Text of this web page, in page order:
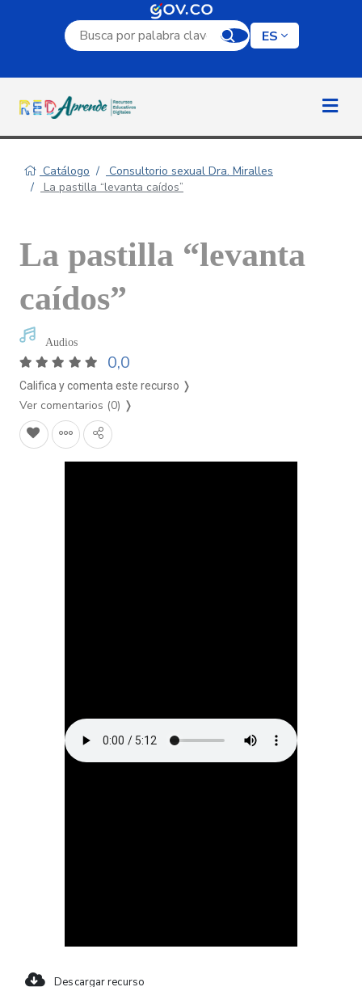
Campo de búsqueda por palabra clave
ES
Catálogo
Consultorio sexual Dra. Miralles
La pastilla “levanta caídos”
La pastilla “levanta
caídos”
Audios
0,0
Califica y comenta este recurso ❭
Ver comentarios (0) ❭
Descargar recurso